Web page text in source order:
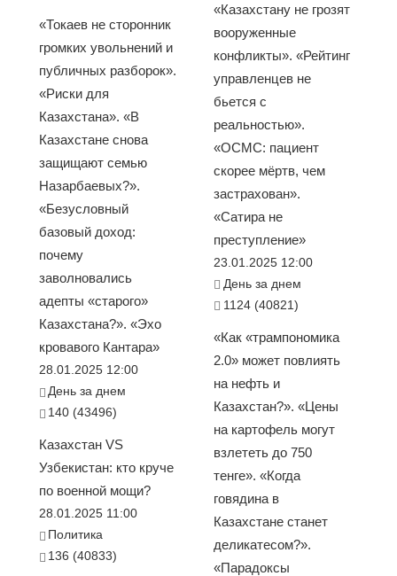
«Токаев не сторонник
громких увольнений и
публичных разборок».
«Риски для
Казахстана». «В
Казахстане снова
защищают семью
Назарбаевых?».
«Безусловный
базовый доход:
почему
заволновались
адепты «старого»
Казахстана?». «Эхо
кровавого Кантара»
28.01.2025 12:00
День за днем
140 (43496)
Казахстан VS
Узбекистан: кто круче
по военной мощи?
28.01.2025 11:00
Политика
136 (40833)
«Казахстану не грозят
вооруженные
конфликты». «Рейтинг
управленцев не
бьется с
реальностью».
«ОСМС: пациент
скорее мёртв, чем
застрахован».
«Сатира не
преступление»
23.01.2025 12:00
День за днем
1124 (40821)
«Как «трампономика
2.0» может повлиять
на нефть и
Казахстан?». «Цены
на картофель могут
взлететь до 750
тенге». «Когда
говядина в
Казахстане станет
деликатесом?».
«Парадоксы